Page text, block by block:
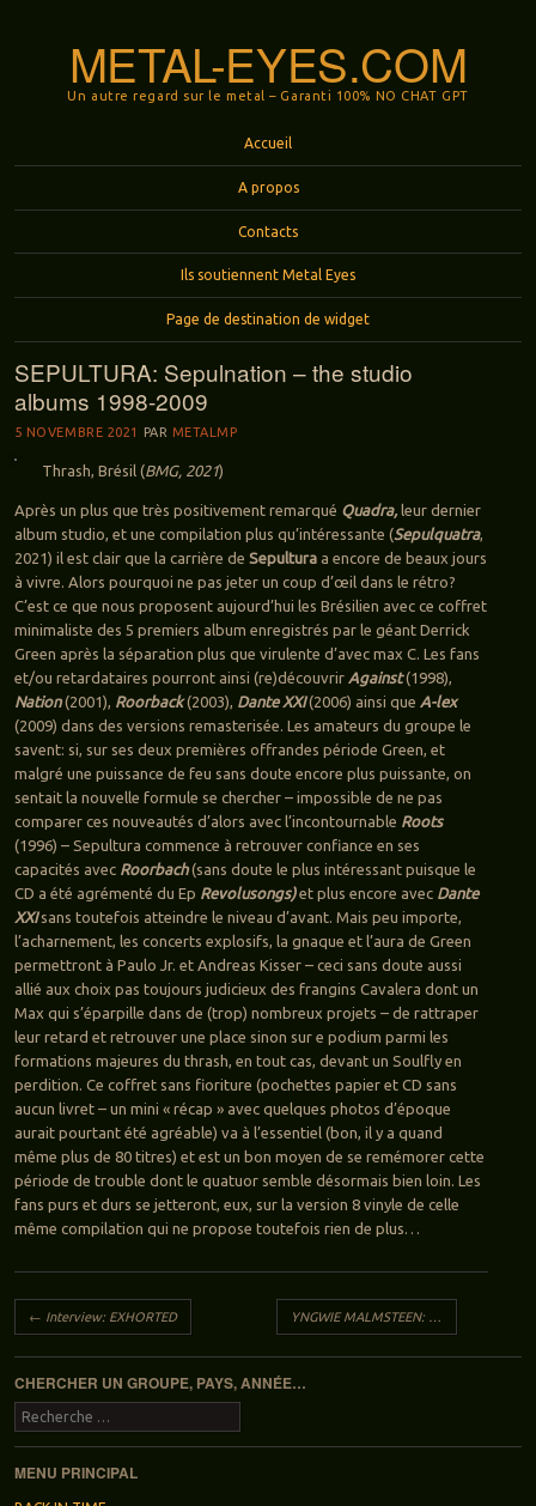
METAL-EYES.COM
Un autre regard sur le metal – Garanti 100% NO CHAT GPT
Accueil
A propos
Contacts
Ils soutiennent Metal Eyes
Page de destination de widget
SEPULTURA: Sepulnation – the studio
albums 1998-2009
5 NOVEMBRE 2021 PAR METALMP
Thrash, Brésil (BMG, 2021)
Après un plus que très positivement remarqué Quadra,leur dernier
album studio, et une compilation plus qu’intéressante (Sepulquatra,
2021) il est clair que la carrière de Sepulturaa encore de beaux jours
à vivre. Alors pourquoi ne pas jeter un coup d’œil dans le rétro?
C’est ce que nous proposent aujourd’hui les Brésilien avec ce coffret
minimaliste des 5 premiers album enregistrés par le géant Derrick
Green après la séparation plus que virulente d’avec max C. Les fans
et/ou retardataires pourront ainsi (re)découvrir Against(1998),
Nation(2001), Roorback(2003), Dante XXI(2006) ainsi que A-lex
(2009) dans des versions remasterisée. Les amateurs du groupe le
savent: si, sur ses deux premières offrandes période Green, et
malgré une puissance de feu sans doute encore plus puissante, on
sentait la nouvelle formule se chercher – impossible de ne pas
comparer ces nouveautés d’alors avec l’incontournable Roots
(1996) – Sepultura commence à retrouver confiance en ses
capacités avec Roorbach(sans doute le plus intéressant puisque le
CD a été agrémenté du Ep Revolusongs)et plus encore avec Dante
XXIsans toutefois atteindre le niveau d’avant. Mais peu importe,
l’acharnement, les concerts explosifs, la gnaque et l’aura de Green
permettront à Paulo Jr. et Andreas Kisser – ceci sans doute aussi
allié aux choix pas toujours judicieux des frangins Cavalera dont un
Max qui s’éparpille dans de (trop) nombreux projets – de rattraper
leur retard et retrouver une place sinon sur e podium parmi les
formations majeures du thrash, en tout cas, devant un Soulfly en
perdition. Ce coffret sans fioriture (pochettes papier et CD sans
aucun livret – un mini « récap » avec quelques photos d’époque
aurait pourtant été agréable) va à l’essentiel (bon, il y a quand
même plus de 80 titres) et est un bon moyen de se remémorer cette
période de trouble dont le quatuor semble désormais bien loin. Les
fans purs et durs se jetteront, eux, sur la version 8 vinyle de celle
même compilation qui ne propose toutefois rien de plus…
Navigation des articles
← Interview: EXHORTED YNGWIE MALMSTEEN: Parabellum
CHERCHER UN GROUPE, PAYS, ANNÉE…
Recherche
MENU PRINCIPAL